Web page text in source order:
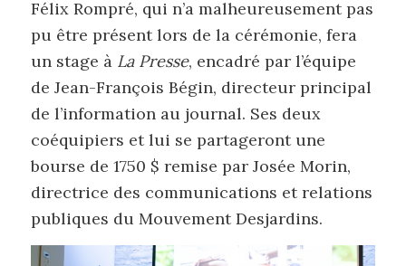
Félix Rompré, qui n’a malheureusement pas
pu être présent lors de la cérémonie, fera
un stage à La Presse, encadré par l’équipe
de Jean-François Bégin, directeur principal
de l’information au journal. Ses deux
coéquipiers et lui se partageront une
bourse de 1750 $ remise par Josée Morin,
directrice des communications et relations
publiques du Mouvement Desjardins.